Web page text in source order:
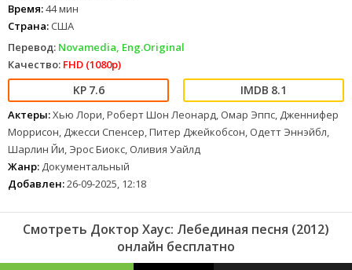
Время:44 мин
Страна: США
Перевод: Novamedia, Eng.Original
Качество: FHD (1080p)
7.6 8.1
Актеры:Хью Лори, Роберт Шон Леонард, Омар Эппс, Дженнифер
Моррисон, Джесси Спенсер, Питер Джейкобсон, Одетт Эннэйбл,
Шарлин Йи, Эрос Биокс, Оливия Уайлд
Жанр: Документальный
Добавлен:26-09-2025, 12:18
Смотреть Доктор Хаус: Лебединая песня (2012)
онлайн бесплатно